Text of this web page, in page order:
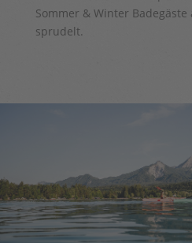
Sommer & Winter Badegäste
sprudelt.